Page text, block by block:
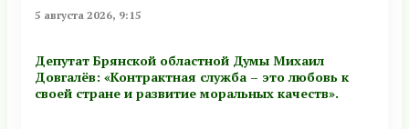
5 августа 2026, 9:15
Депутат Брянской областной Думы Михаил
Довгалёв: «Контрактная служба – это любовь к
своей стране и развитие моральных качеств».